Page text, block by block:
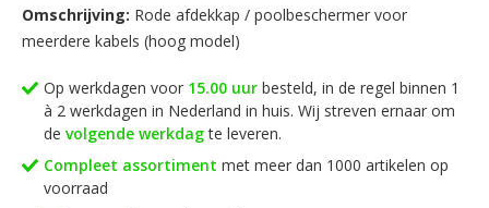
Omschrijving: Rode afdekkap / poolbeschermer voor
meerdere kabels (hoog model)
Op werkdagen voor 15.00 uur besteld, in de regel binnen 1
à 2 werkdagen in Nederland in huis. Wij streven ernaar om
de volgende werkdagte leveren.
Compleet assortiment met meer dan 1000 artikelen op
voorraad